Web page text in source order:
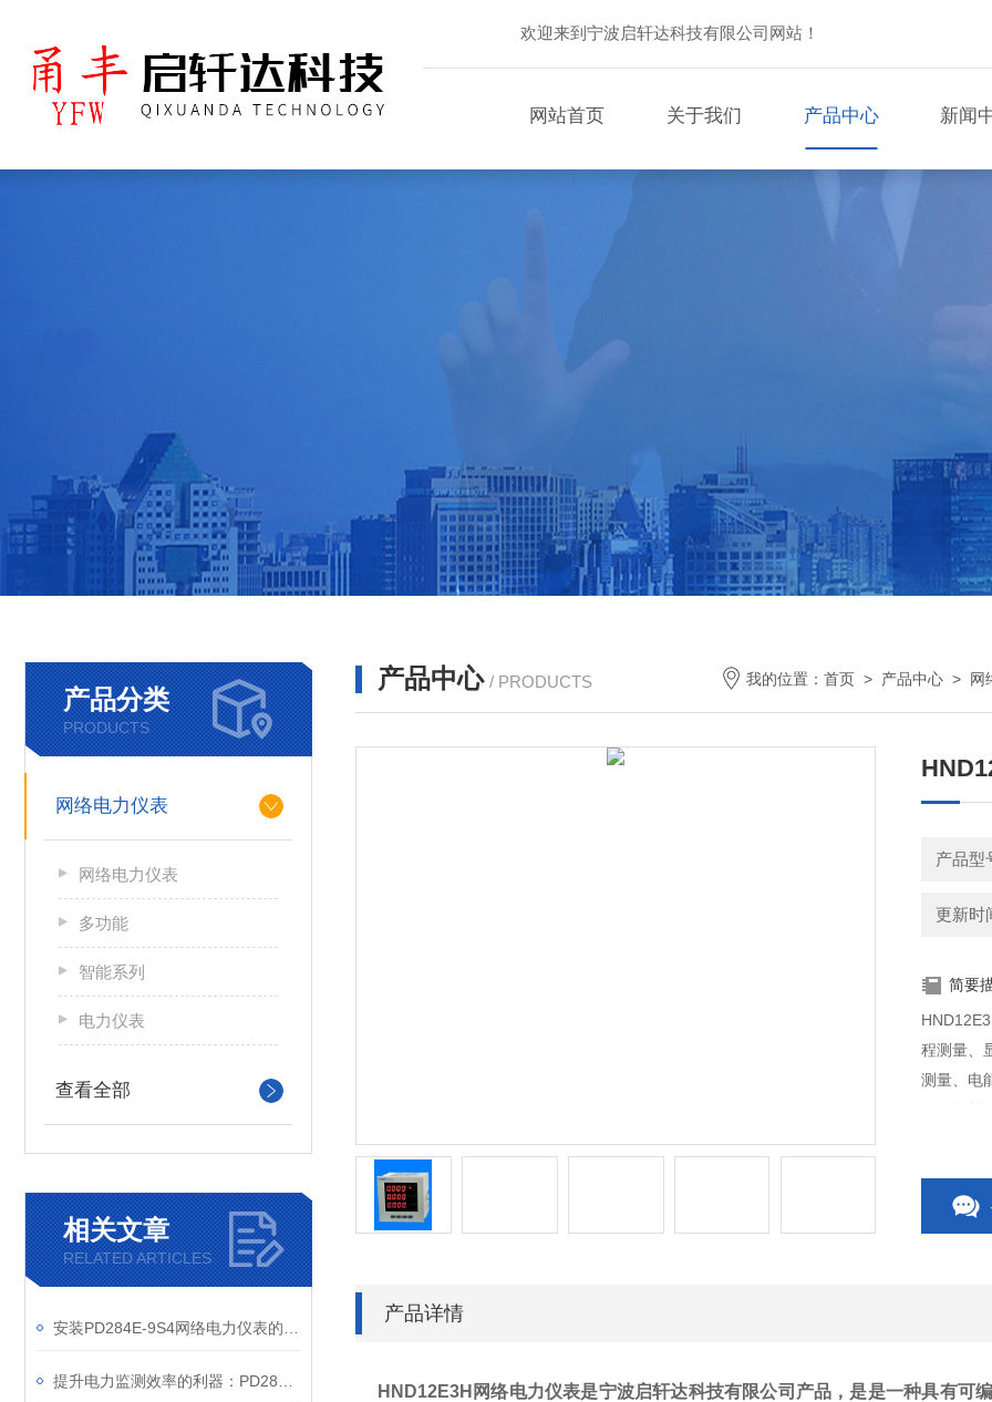
欢迎来到宁波启轩达科技有限公司网站！
网站首页 关于我们 产品中心 新闻
产品分类
PRODUCTS
网络电力仪表
网络电力仪表
多功能
智能系列
电力仪表
查看全部
相关文章
RELATED ARTICLES
产品中心 / PRODUCTS 我的位置： 首页 > 产品中心 > 网
产品型
更新时
简要
程测量、
测量、电
化、智
产品详情
HND12E3H 网络电力仪表是宁波启轩达科技有限公司产品，是是一种具有可